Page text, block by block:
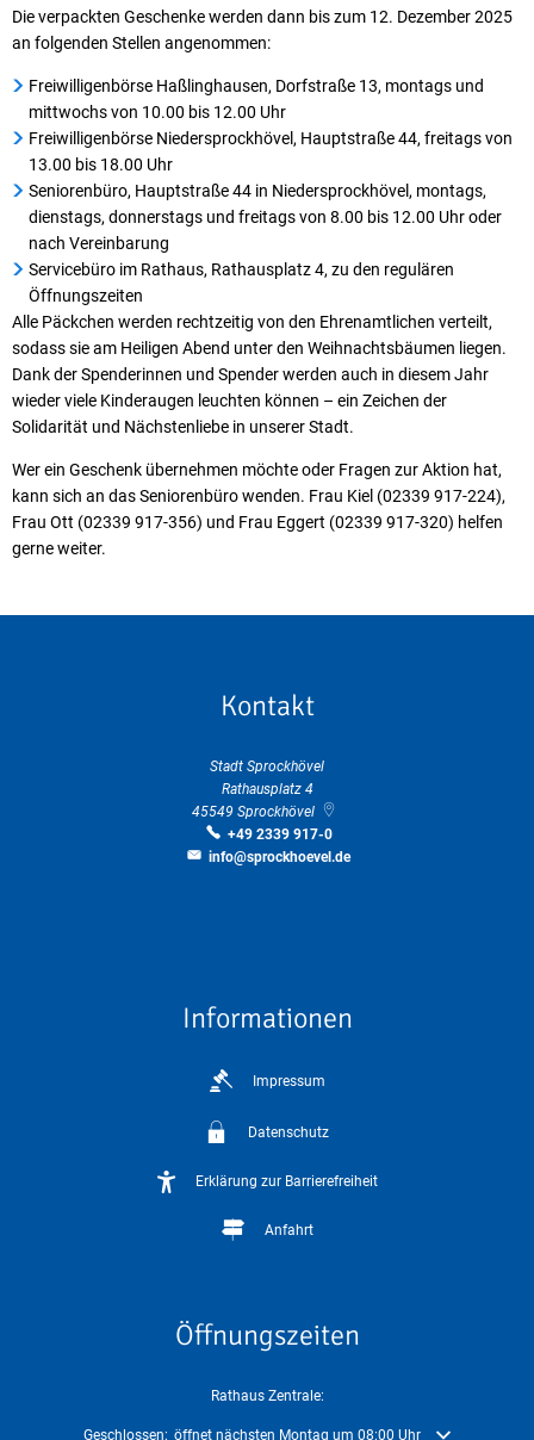
Die verpackten Geschenke werden dann bis zum 12. Dezember 2025
an folgenden Stellen angenommen:
Freiwilligenbörse Haßlinghausen, Dorfstraße 13, montags und
mittwochs von 10.00 bis 12.00 Uhr
Freiwilligenbörse Niedersprockhövel, Hauptstraße 44, freitags von
13.00 bis 18.00 Uhr
Seniorenbüro, Hauptstraße 44 in Niedersprockhövel, montags,
dienstags, donnerstags und freitags von 8.00 bis 12.00 Uhr oder
nach Vereinbarung
Servicebüro im Rathaus, Rathausplatz 4, zu den regulären
Öffnungszeiten
Alle Päckchen werden rechtzeitig von den Ehrenamtlichen verteilt,
sodass sie am Heiligen Abend unter den Weihnachtsbäumen liegen.
Dank der Spenderinnen und Spender werden auch in diesem Jahr
wieder viele Kinderaugen leuchten können – ein Zeichen der
Solidarität und Nächstenliebe in unserer Stadt.
Wer ein Geschenk übernehmen möchte oder Fragen zur Aktion hat,
kann sich an das Seniorenbüro wenden. Frau Kiel (02339 917-224),
Frau Ott (02339 917-356) und Frau Eggert (02339 917-320) helfen
gerne weiter.
Kontakt
Stadt Sprockhövel
Rathausplatz 4
45549 Sprockhövel
+49 2339 917-0
info@sprockhoevel.de
Informationen
Impressum
Datenschutz
Erklärung zur Barrierefreiheit
Anfahrt
Öffnungszeiten
Rathaus Zentrale:
Klicken, um weitere Öffnungs- oder Schließzeiten auszublenden
Geschlossen: öffnet nächsten Montag um 08:00 Uhr